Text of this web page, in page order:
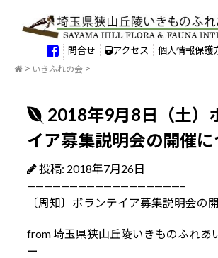
問合せ アクセス 個人情報保護
いきふれの会
2018年9月8日（土）
イア募集説明会の開催に
投稿: 2018年7月26日
——————————————————–
〔周知〕ボランテイア募集説明会の
from 埼玉県狭山丘陵いきものふれあ
ー